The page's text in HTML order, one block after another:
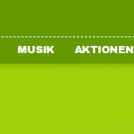
MUSIK AKTIONEN